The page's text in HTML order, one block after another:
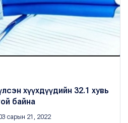
хүүхдүүдийн 32.1 хувь
байна
сарын 21, 2022